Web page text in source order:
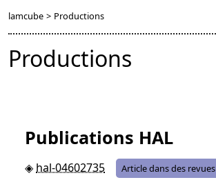
lamcube > Productions
Productions
Publications HAL
hal-04602735 Article dans des revues